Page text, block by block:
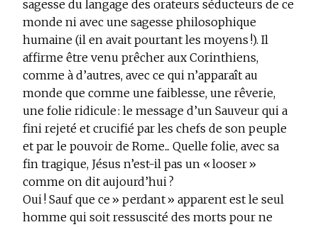
sagesse du langage des orateurs séducteurs de ce
monde ni avec une sagesse philosophique
humaine (il en avait pourtant les moyens !). Il
affirme être venu prêcher aux Corinthiens,
comme à d’autres, avec ce qui n’apparaît au
monde que comme une faiblesse, une rêverie,
une folie ridicule : le message d’un Sauveur qui a
fini rejeté et crucifié par les chefs de son peuple
et par le pouvoir de Rome... Quelle folie, avec sa
fin tragique, Jésus n’est-il pas un « looser »
comme on dit aujourd’hui ?
Oui ! Sauf que ce » perdant » apparent est le seul
homme qui soit ressuscité des morts pour ne